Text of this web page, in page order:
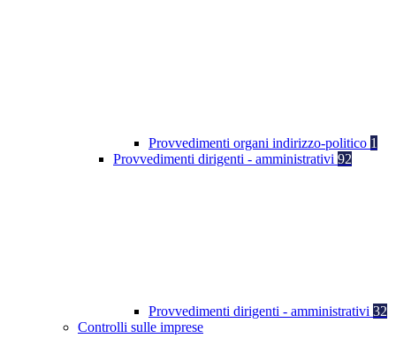
Provvedimenti organi indirizzo-politico 1
Provvedimenti dirigenti - amministrativi 92
Provvedimenti dirigenti - amministrativi 32
Controlli sulle imprese